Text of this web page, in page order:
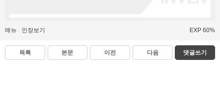
메뉴 인장보기 EXP 60%
목록 본문 이전 다음 댓글쓰기